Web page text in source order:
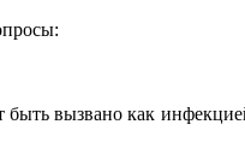
вызвано как